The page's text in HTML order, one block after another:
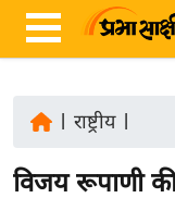
ज़ा
राष्ट्रीय|
विजय रूपाणी